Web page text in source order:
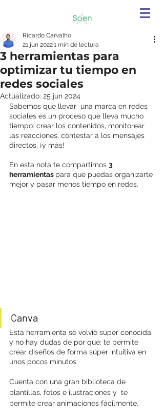
3 herramientas para
optimizar tu tiempo en
redes sociales
Ricardo Carvalho
21 jun 20221 min de lectura
Actualizado: 25 jun 2024
Sabemos que llevar  una marca en redes
sociales es un proceso que lleva mucho
tiempo: crear los contenidos, monitorear
las reacciones, contestar a los mensajes
directos, ¡y más!
En esta nota te compartimos 3
herramientas para que puedas organizarte
mejor y pasar menos tiempo en redes.
Canva
Esta herramienta se volvió súper conocida
y no hay dudas de por qué: te permite
crear diseños de forma súper intuitiva en
unos pocos minutos.
Cuenta con una gran biblioteca de
plantillas, fotos e ilustraciones y  te
permite crear animaciones fácilmente.